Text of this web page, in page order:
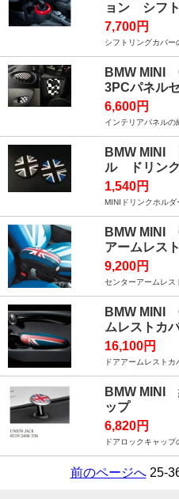
ョン シフ
7,700円
シフトリングカバー
BMW MINI
3PCパネル
6,600円
インテリアパネルの
BMW MINI
ル ドリンク
1,540円
MINIドリンクホルダ
BMW MINI
アームレス
9,200円
センターアームレス
BMW MINI
ムレストカ
16,100円
ドアアームレストカ
BMW MINI
ップ
6,820円
ドアロックキャップ
前のページへ25-